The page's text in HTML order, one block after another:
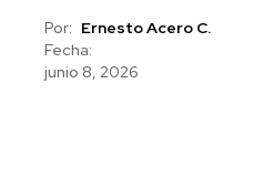
Por: Ernesto Acero C.
Fecha:
junio 8, 2026